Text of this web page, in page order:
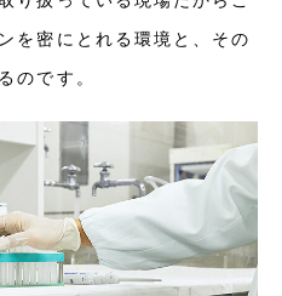
を密にとれる環境と、その
のです。